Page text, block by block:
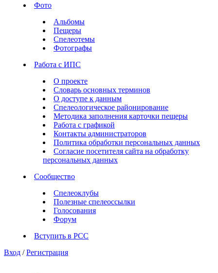
Фото
Альбомы
Пещеры
Спелеотемы
Фотографы
Работа с ИПС
О проекте
Словарь основных терминов
О доступе к данным
Спелеологическое районирование
Методика заполнения карточки пещеры
Работа с графикой
Контакты администраторов
Политика обработки персональных данных
Согласие посетителя сайта на обработку
персональных данных
Сообщество
Спелеоклубы
Полезные спелеоссылки
Голосования
Форум
Вступить в РСС
Вход / Регистрация